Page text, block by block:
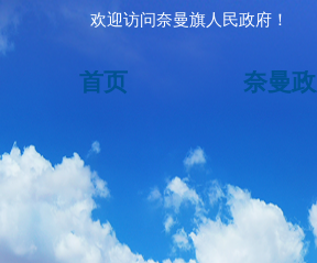
欢迎访问奈曼旗人民政府！
首页 奈曼